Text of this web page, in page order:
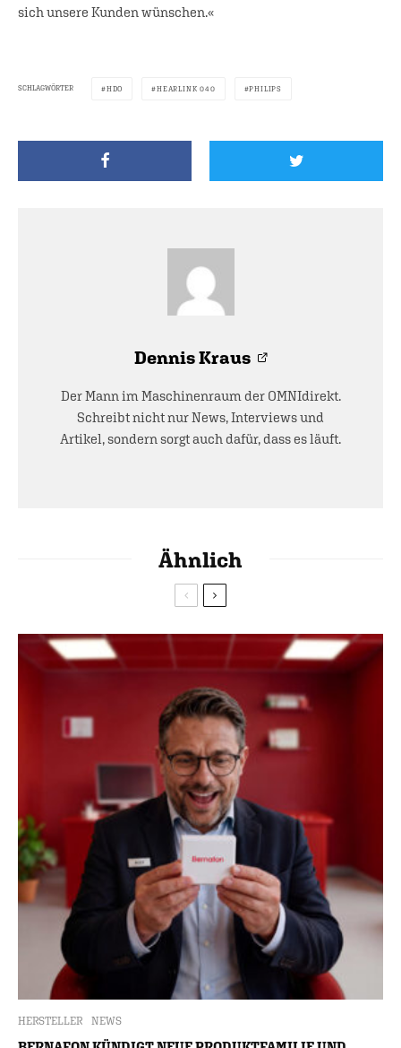
sich unsere Kunden wünschen.«
SCHLAGWÖRTER HDO HEARLINK 040 PHILIPS
Dennis Kraus
Der Mann im Maschinenraum der OMNIdirekt.
Schreibt nicht nur News, Interviews und
Artikel, sondern sorgt auch dafür, dass es läuft.
Ähnlich
HERSTELLER NEWS